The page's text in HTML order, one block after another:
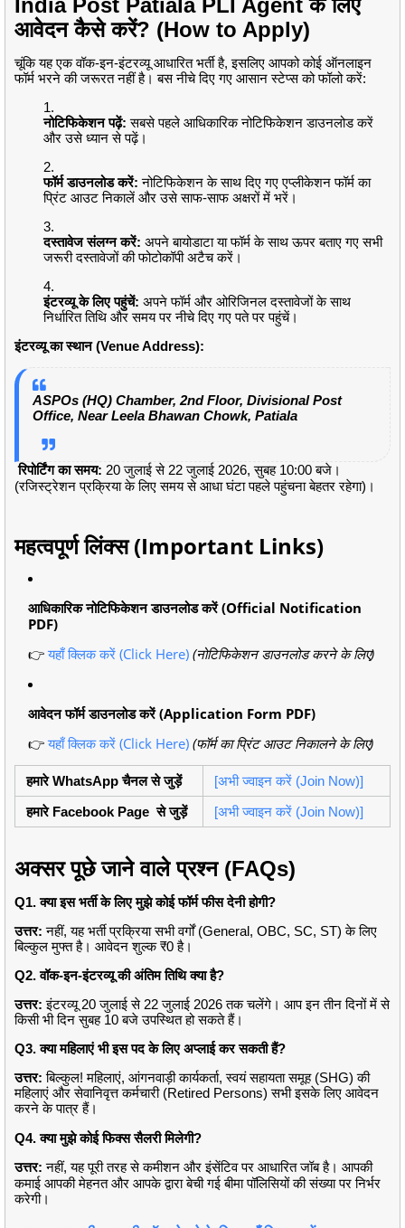
आवेदन कैसे करें? (How to Apply)
चूंकि यह एक वॉक-इन-इंटरव्यू आधारित भर्ती है, इसलिए आपको कोई ऑनलाइन
फॉर्म भरने की जरूरत नहीं है। बस नीचे दिए गए आसान स्टेप्स को फॉलो करें:
नोटिफिकेशन पढ़ें: सबसे पहले आधिकारिक नोटिफिकेशन डाउनलोड करें
और उसे ध्यान से पढ़ें।
फॉर्म डाउनलोड करें: नोटिफिकेशन के साथ दिए गए एप्लीकेशन फॉर्म का
प्रिंट आउट निकालें और उसे साफ-साफ अक्षरों में भरें।
दस्तावेज संलग्न करें: अपने बायोडाटा या फॉर्म के साथ ऊपर बताए गए सभी
जरूरी दस्तावेजों की फोटोकॉपी अटैच करें।
इंटरव्यू के लिए पहुंचें: अपने फॉर्म और ओरिजिनल दस्तावेजों के साथ
निर्धारित तिथि और समय पर नीचे दिए गए पते पर पहुंचें।
इंटरव्यू का स्थान (Venue Address):
ASPOs (HQ) Chamber, 2nd Floor, Divisional Post
Office, Near Leela Bhawan Chowk, Patiala
रिपोर्टिंग का समय: 20 जुलाई से 22 जुलाई 2026, सुबह 10:00 बजे।
(रजिस्ट्रेशन प्रक्रिया के लिए समय से आधा घंटा पहले पहुंचना बेहतर रहेगा)।
महत्वपूर्ण लिंक्स (Important Links)
आधिकारिक नोटिफिकेशन डाउनलोड करें (Official Notification
PDF)
👉यहाँ क्लिक करें (Click Here) (नोटिफिकेशन डाउनलोड करने के लिए)
आवेदन फॉर्म डाउनलोड करें (Application Form PDF)
👉यहाँ क्लिक करें (Click Here) (फॉर्म का प्रिंट आउट निकालने के लिए)
हमारे WhatsApp चैनल से जुड़ें
[अभी ज्वाइन करें (Join Now)]
हमारे Facebook Page से जुड़ें
[अभी ज्वाइन करें (Join Now)]
अक्सर पूछे जाने वाले प्रश्न (FAQs)
Q1. क्या इस भर्ती के लिए मुझे कोई फॉर्म फीस देनी होगी?
उत्तर: नहीं, यह भर्ती प्रक्रिया सभी वर्गों (General, OBC, SC, ST) के लिए
बिल्कुल मुफ्त है। आवेदन शुल्क ₹0 है।
Q2. वॉक-इन-इंटरव्यू की अंतिम तिथि क्या है?
उत्तर: इंटरव्यू 20 जुलाई से 22 जुलाई 2026 तक चलेंगे। आप इन तीन दिनों में से
किसी भी दिन सुबह 10 बजे उपस्थित हो सकते हैं।
Q3. क्या महिलाएं भी इस पद के लिए अप्लाई कर सकती हैं?
उत्तर: बिल्कुल!महिलाएं, आंगनवाड़ी कार्यकर्ता, स्वयं सहायता समूह (SHG) की
महिलाएं और सेवानिवृत्त कर्मचारी (Retired Persons) सभी इसके लिए आवेदन
करने के पात्र हैं।
Q4. क्या मुझे कोई फिक्स सैलरी मिलेगी?
उत्तर: नहीं, यह पूरी तरह से कमीशन और इंसेंटिव पर आधारित जॉब है। आपकी
कमाई आपकी मेहनत और आपके द्वारा बेची गई बीमा पॉलिसियों की संख्या पर निर्भर
करेगी।